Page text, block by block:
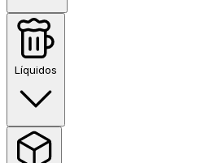
Líquidos